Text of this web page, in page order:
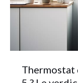
Thermostat
froid
?